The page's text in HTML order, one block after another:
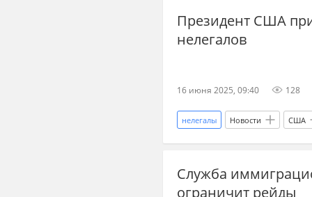
трудовые мигранты
Президент США
нелегалов
16 июня 2025, 09:40 128
нелегалы Новости США
миграционная служба
Служба
ограничит рейды